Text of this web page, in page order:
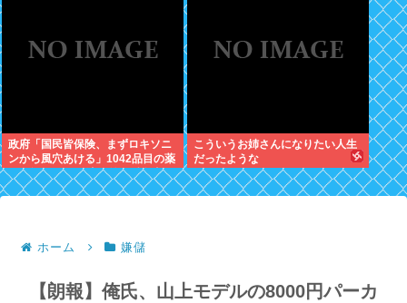
政府「国民皆保険、まずロキソニ
ンから風穴あける」1042品目の薬
価4分の1を保険適用外で財布直
撃、2027年3月開始
こういうお姉さんになりたい人生
だったような
ホーム 嫌儲
【朗報】俺氏、山上モデルの8000円パーカ